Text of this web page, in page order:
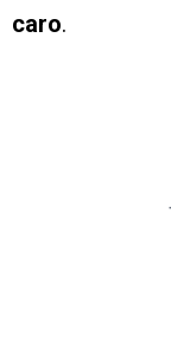
caro.